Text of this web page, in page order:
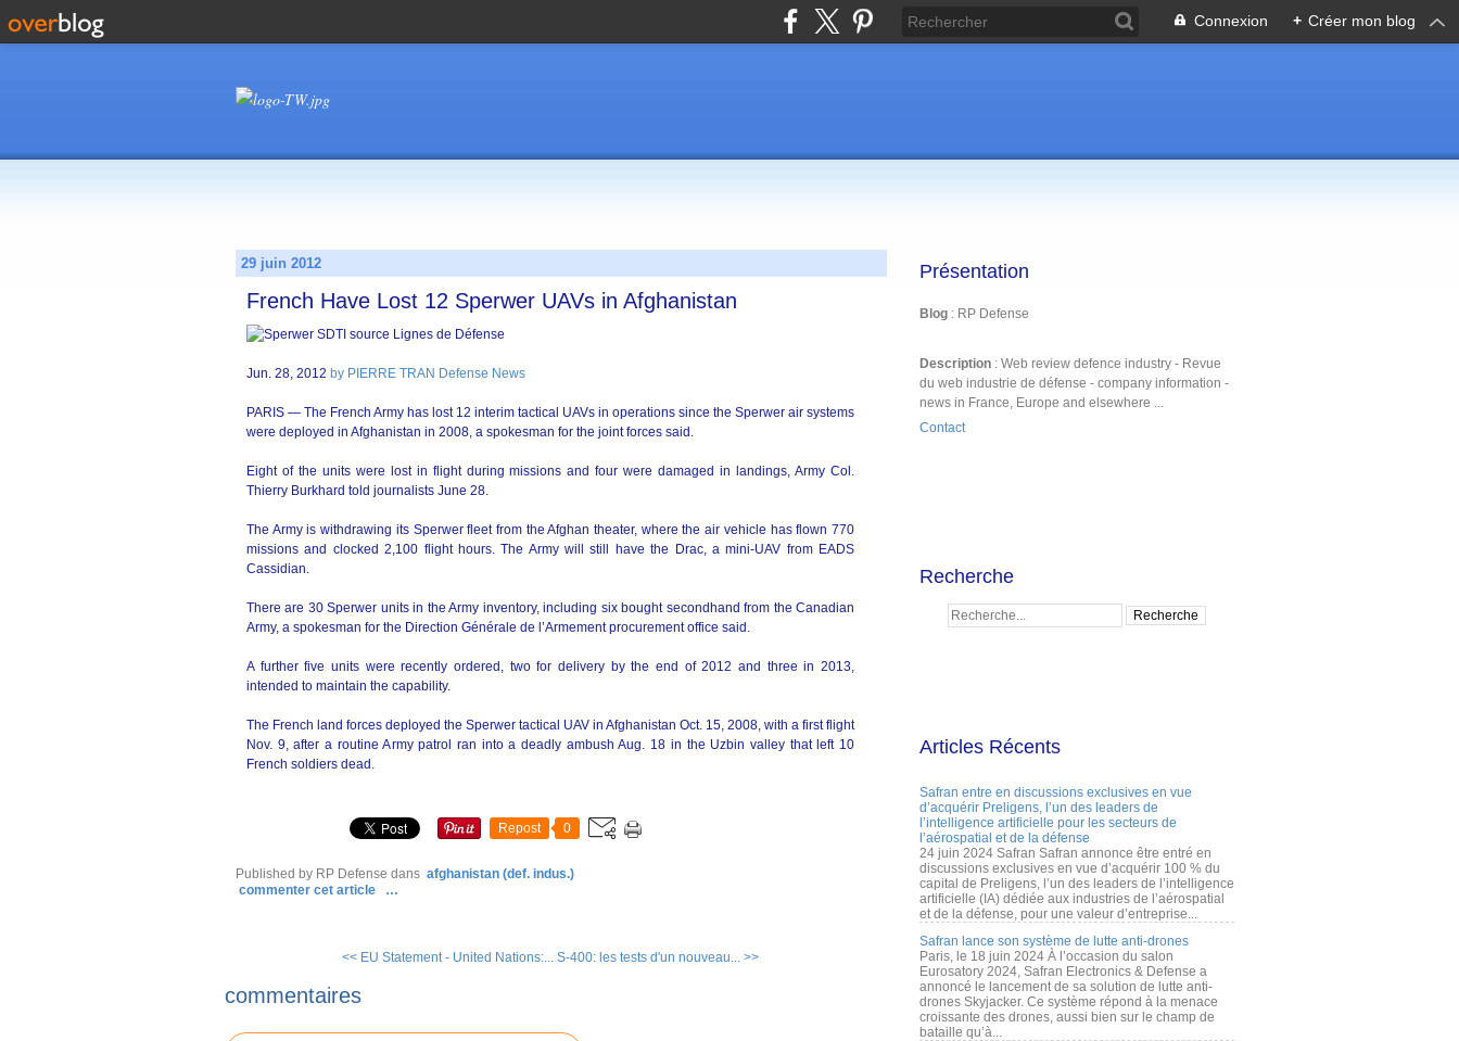
Connexion + Créer mon blog
29 juin 2012
French Have Lost 12 Sperwer UAVs in Afghanistan
Jun. 28, 2012 by PIERRE TRAN Defense News
PARIS — The French Army has lost 12 interim tactical UAVs in operations since the Sperwer air systems
were deployed in Afghanistan in 2008, a spokesman for the joint forces said.
Eight of the units were lost in flight during missions and four were damaged in landings, Army Col.
Thierry Burkhard told journalists June 28.
The Army is withdrawing its Sperwer fleet from the Afghan theater, where the air vehicle has flown 770
missions and clocked 2,100 flight hours. The Army will still have the Drac, a mini-UAV from EADS
Cassidian.
There are 30 Sperwer units in the Army inventory, including six bought secondhand from the Canadian
Army, a spokesman for the Direction Générale de l’Armement procurement office said.
A further five units were recently ordered, two for delivery by the end of 2012 and three in 2013,
intended to maintain the capability.
The French land forces deployed the Sperwer tactical UAV in Afghanistan Oct. 15, 2008, with a first flight
Nov. 9, after a routine Army patrol ran into a deadly ambush Aug. 18 in the Uzbin valley that left 10
French soldiers dead.
Repost 0
Published by RP Defense dans afghanistan (def. indus.)
commenter cet article
…
<< EU Statement - United Nations:... S-400: les tests d'un nouveau... >>
commentaires
Présentation
Blog : RP Defense
Description : Web review defence industry - Revue
du web industrie de défense - company information -
news in France, Europe and elsewhere ...
Contact
Recherche
Articles Récents
Safran entre en discussions exclusives en vue
d’acquérir Preligens, l’un des leaders de
l’intelligence artificielle pour les secteurs de
l’aérospatial et de la défense
24 juin 2024 Safran Safran annonce être entré en
discussions exclusives en vue d’acquérir 100 % du
capital de Preligens, l’un des leaders de l’intelligence
artificielle (IA) dédiée aux industries de l’aérospatial
et de la défense, pour une valeur d’entreprise...
Safran lance son système de lutte anti-drones
Paris, le 18 juin 2024 À l’occasion du salon
Eurosatory 2024, Safran Electronics & Defense a
annoncé le lancement de sa solution de lutte anti-
drones Skyjacker. Ce système répond à la menace
croissante des drones, aussi bien sur le champ de
bataille qu’à...